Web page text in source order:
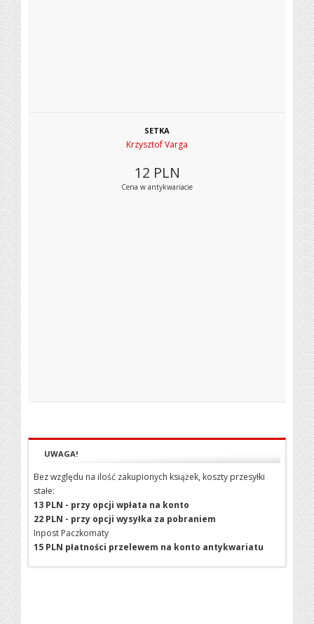
SETKA
Krzysztof Varga
12 PLN
Cena w antykwariacie
UWAGA!
Bez względu na ilość zakupionych książek, koszty przesyłki
stałe:
13 PLN - przy opcji wpłata na konto
22 PLN - przy opcji wysyłka za pobraniem
Inpost Paczkomaty
15 PLN płatności przelewem na konto antykwariatu